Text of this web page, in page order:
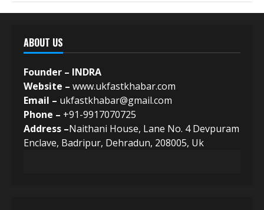
ABOUT US
Founder – INDRA
Website – www.ukfastkhabar.com
Email – ukfastkhabar@gmail.com
Phone – +91-9917070725
Address –Naithani House, Lane No. 4 Devpuram
Enclave, Badripur, Dehradun, 208005, Uk